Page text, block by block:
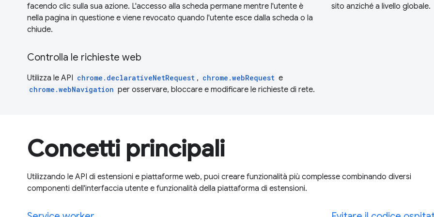
facendo clic sulla sua azione. L'accesso alla scheda permane mentre l'utente è
nella pagina in questione e viene revocato quando l'utente esce dalla scheda o la
chiude.
Controlla le richieste web
Utilizza le API chrome.declarativeNetRequest , chrome.webRequest e
chrome.webNavigation per osservare, bloccare e modificare le richieste di rete.
sito anziché a livello globale.
Concetti principali
Utilizzando le API di estensioni e piattaforme web, puoi creare funzionalità più complesse combinando diversi
componenti dell'interfaccia utente e funzionalità della piattaforma di estensioni.